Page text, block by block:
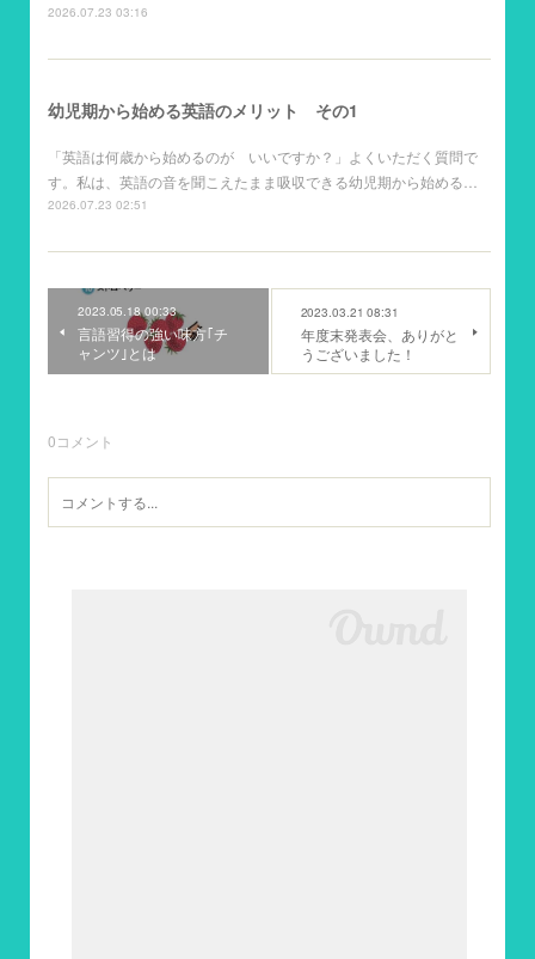
2026.07.23 03:16
幼児期から始める英語のメリット その1
「英語は何歳から始めるのが いいですか？」よくいただく質問で
す。私は、英語の音を聞こえたまま吸収できる幼児期から始める…
2026.07.23 02:51
2023.05.18 00:33
言語習得の強い味方｢チ
ャンツ｣とは
2023.03.21 08:31
年度末発表会、ありがと
うございました！
0コメント